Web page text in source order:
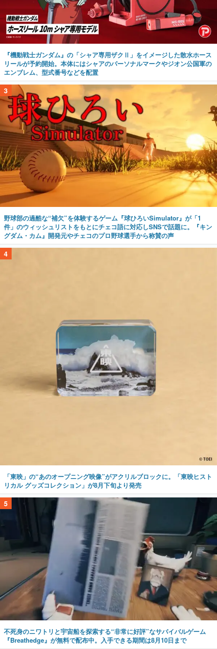
『機動戦士ガンダム』の「シャア専用ザクⅡ」をイメージした散水ホース
リールが予約開始。本体にはシャアのパーソナルマークやジオン公国軍の
エンブレム、型式番号などを配置
3
野球部の過酷な“補欠”を体験するゲーム『球ひろいSimulator』が「1
件」のウィッシュリストをもとにチェコ語に対応しSNSで話題に。『キン
グダム・カム』開発元やチェコのプロ野球選手から称賛の声
4
「東映」の“あのオープニング映像”がアクリルブロックに。「東映ヒスト
リカル グッズコレクション」が8月下旬より発売
5
不死身のニワトリと宇宙船を探索する“非常に好評”なサバイバルゲーム
『Breathedge』が無料で配布中。入手できる期間は8月10日まで